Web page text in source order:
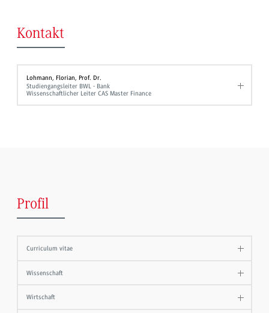
Kontakt
Lohmann, Florian, Prof. Dr.
Studiengangsleiter BWL - Bank
Wissenschaftlicher Leiter CAS Master Finance
Profil
Curriculum vitae
Wissenschaft
Wirtschaft